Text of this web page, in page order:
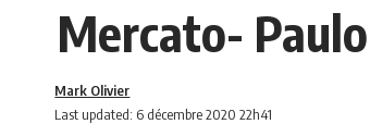
Mercato-
Last updated: 6 décembre 2020 22h41
Mark Olivier